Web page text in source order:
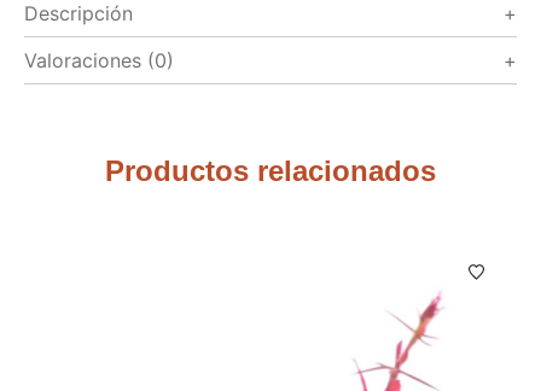
Descripción
Valoraciones (0)
Productos relacionados